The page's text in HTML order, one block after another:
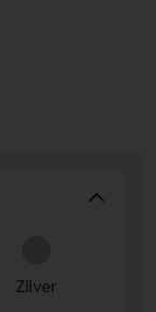
met
warm of
namen.
Zilver